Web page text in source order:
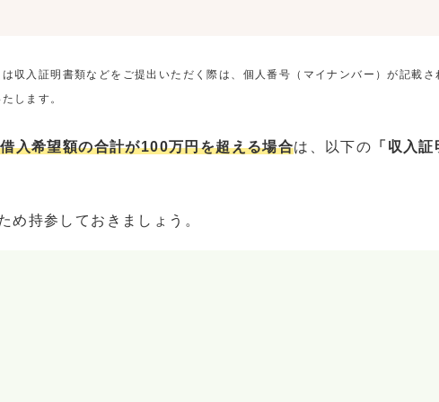
収入証明書類などをご提出いただく際は、個人番号（マイナンバー）が記載さ
します。
入希望額の合計が100万円を超える場合は、以下の 「収入証
め持参しておきましょう。